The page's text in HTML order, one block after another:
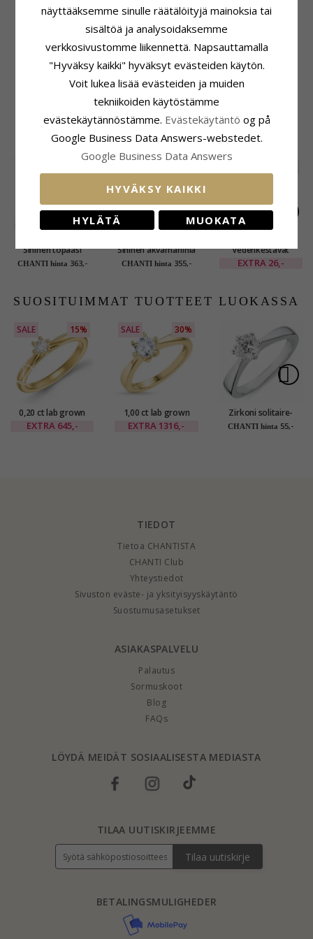
Alaosan Leveys: 3,0 mm
Paksuus Yläosa: 3,0 mm
Paksuus Alaosa:
Kiinnitys
Korkeus Ja Leveys:
7,0 mm x 6,0 mm
Toimitusaika
Koko Löytyy Varastosta:
4-5 Arkipäivä
LIITTYVÄT TUOTTEET
Sininen topaasi
solitaire-sormus 8
CHANTI hinta 363,-
Sininen akvamariinia
solitaire-sormus 8
CHANTI hinta 355,-
Vedenkestävät
solitaire-sormus
EXTRA 26,-
SUOSITUIMMAT TUOTTEET LUOKASSA
SALE 15%
0,20 ct lab grown
timantti solitaire-
EXTRA 645,-
SALE 30%
1,00 ct lab grown
timantti sormus 14
EXTRA 1316,-
Zirkoni solitaire-
sormus rodinoitua
CHANTI hinta 55,-
TIEDOT
Tietoa CHANTISTA
CHANTI Club
Yhteystiedot
Sivuston eväste- ja yksityisyyskäytäntö
Suostumusasetukset
ASIAKASPALVELU
Palautus
Sormuskoot
Blog
FAQs
LÖYDÄ MEIDÄT SOSIAALISESTA MEDIASTA
BETALINGSMULIGHEDER
TILAA UUTISKIRJEEMME
Tilaa uutiskirje
näyttääksemme sinulle räätälöityjä mainoksia tai
sisältöä ja analysoidaksemme
verkkosivustomme liikennettä. Napsauttamalla
"Hyväksy kaikki" hyväksyt evästeiden käytön.
Voit lukea lisää evästeiden ja muiden
tekniikoiden käytöstämme
evästekäytännöstämme. Evästekäytäntö og på
Google Business Data Answers-webstedet.
Google Business Data Answers
HYVÄKSY KAIKKI
HYLÄTÄ MUOKATA